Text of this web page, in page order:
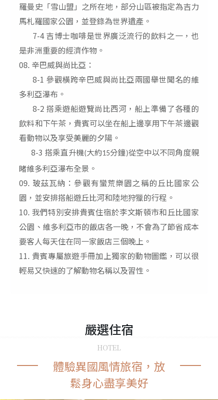
羅曼史「雪山盟」之所在地，部分山區被指定為吉力
馬札羅國家公園，並登錄為世界遺產。
7-4 吉博士咖啡是世界廣泛流行的飲料之一，也
是非洲重要的經濟作物。
08. 辛巴威與尚比亞：
8-1 參觀橫跨辛巴威與尚比亞兩國舉世聞名的維
多利亞瀑布。
8-2 搭乘遊船遊覽尚比西河，船上準備了各種的
飲料和下午茶，貴賓可以坐在船上邊享用下午茶邊觀
看動物以及享受美麗的夕陽。
8-3 搭乘直升機(大約15分鐘)從空中以不同角度親
睹維多利亞瀑布全景。
09. 玻茲瓦納：參觀有蠻荒樂園之稱的丘比國家公
園，並安排搭船遊丘比河和陸地狩獵的行程。
10. 我們特別安排貴賓住宿於李文斯頓市和丘比國家
公園、維多利亞市的飯店各一晚，不會為了節省成本
要客人每天住在同一家飯店三個晚上。
11. 貴賓專屬旅遊手冊加上獨家的動物圖鑑，可以很
輕易又快速的了解動物名稱以及習性。
嚴選住宿
HOTEL
體驗異國風情旅宿，放
鬆身心盡享美好